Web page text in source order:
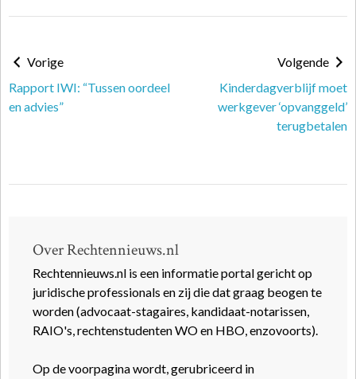
Vorige
Rapport IWI: “Tussen oordeel
en advies”
Volgende
Kinderdagverblijf moet
werkgever ‘opvanggeld’
terugbetalen
Over Rechtennieuws.nl
Rechtennieuws.nl is een informatie portal gericht op
juridische professionals en zij die dat graag beogen te
worden (advocaat-stagaires, kandidaat-notarissen,
RAIO's, rechtenstudenten WO en HBO, enzovoorts).
Op de voorpagina wordt, gerubriceerd in